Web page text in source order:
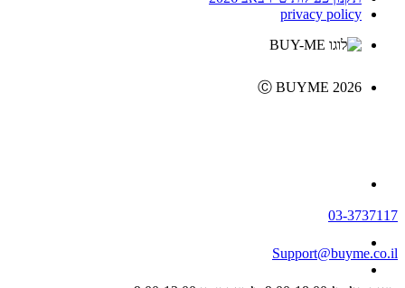
privacy policy
Ⓒ BUYME 2026
03-3737117
Support@buyme.co.il